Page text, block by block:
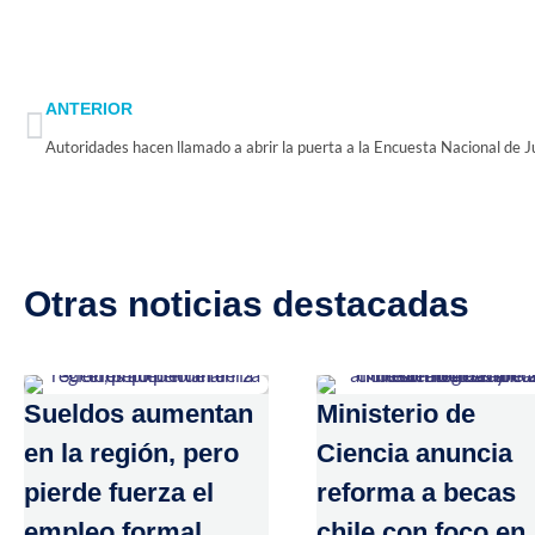
Prev
ANTERIOR
Otras noticias destacadas
Sueldos aumentan
en la región, pero
pierde fuerza el
Ministerio de
Ciencia anuncia
reforma a becas